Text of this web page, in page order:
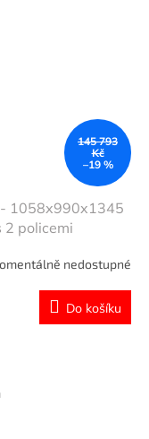
145 793
Kč
–19 %
1058x990x1345
2 policemi
nedostupné
Do košíku